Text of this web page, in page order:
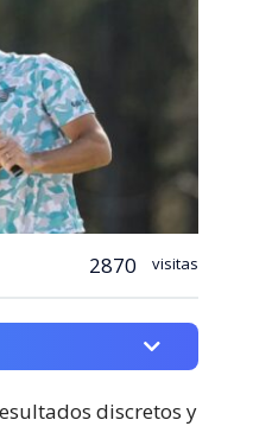
2870 visitas
discretos y